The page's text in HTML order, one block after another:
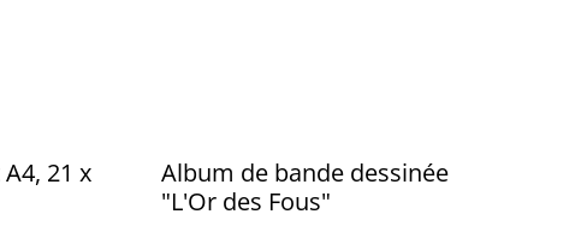
21 x
Album de bande dessinée
"L'Or des Fous"